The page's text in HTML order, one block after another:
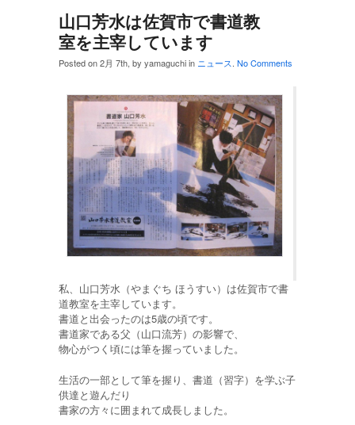
山口芳水は佐賀市で書道教
室を主宰しています
Posted on 2月 7th, by yamaguchi in ニュース. No Comments
私、山口芳水（やまぐち ほうすい）は佐賀市で書
道教室を主宰しています。
書道と出会ったのは5歳の頃です。
書道家である父（山口流芳）の影響で、
物心がつく頃には筆を握っていました。
生活の一部として筆を握り、書道（習字）を学ぶ子
供達と遊んだり
書家の方々に囲まれて成長しました。